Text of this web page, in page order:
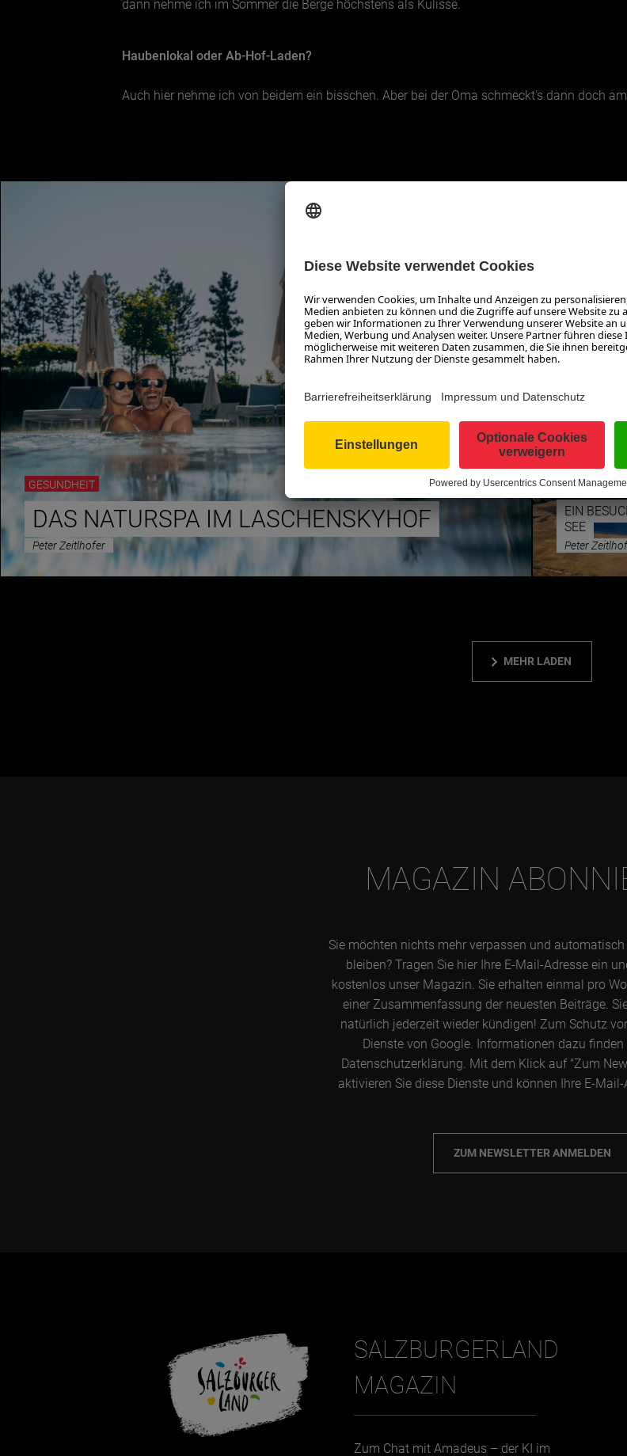
dann nehme ich im Sommer die Berge höchstens als Kulisse.
Haubenlokal oder Ab-Hof-Laden?
Auch hier nehme ich von beidem ein bisschen. Aber bei der Oma schmeckt's dann doch
GESUNDHEIT
DAS NATURSPA IM LASCHENSKYHOF
Peter Zeitlhofer
OUTDOOR &
DIE NORD
Peter
EIN
SEE
Peter
MEHR LADEN
MAGAZIN
Sie möchten nichts mehr verpassen und
bleiben? Tragen Sie hier Ihre E-Mail-Adresse ein
kostenlos unser Magazin. Sie erhalten einmal pro
einer Zusammenfassung der neuesten Beiträge.
natürlich jederzeit wieder kündigen! Zum Schutz
Dienste von Google. Informationen dazu finden
Datenschutzerklärung. Mit dem Klick auf "Zum
aktivieren Sie diese Dienste und können Ihre E-
ZUM NEWSLETTER ANMELDEN
SALZBURGERLAND
MAGAZIN
Zum Chat mit Amadeus – der KI im